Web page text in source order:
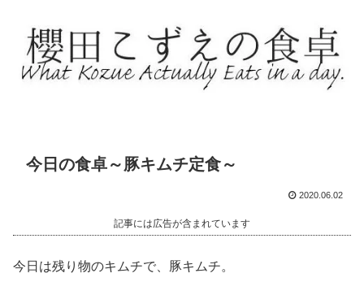
今日の食卓～豚キムチ定食～
2020.06.02
記事には広告が含まれています
今日は残り物のキムチで、豚キムチ。